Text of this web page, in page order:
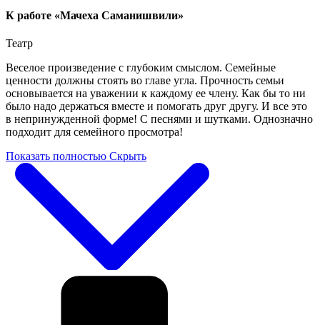
К работе «Мачеха Саманишвили»
Театр
Веселое произведение с глубоким смыслом. Семейные
ценности должны стоять во главе угла. Прочность семьи
основывается на уважении к каждому ее члену. Как бы то ни
было надо держаться вместе и помогать друг другу. И все это
в непринужденной форме! С песнями и шутками. Однозначно
подходит для семейного просмотра!
Показать полностью Скрыть